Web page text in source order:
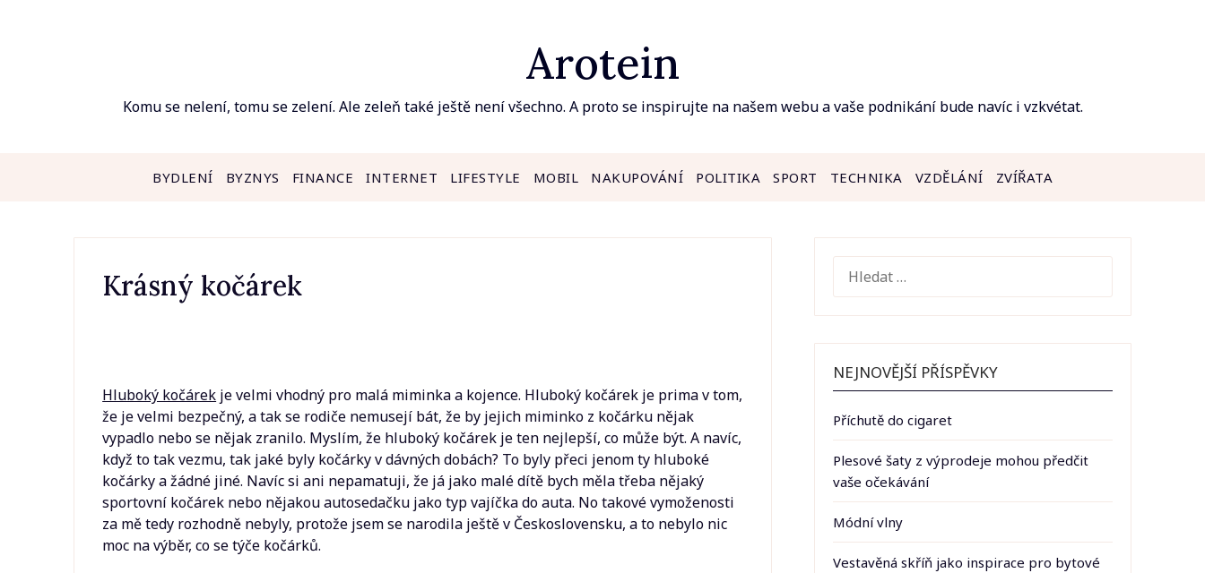
Arotein
Komu se nelení, tomu se zelení. Ale zeleň také ještě není všechno. A proto se inspirujte na našem webu a vaše podnikání bude navíc i vzkvétat.
BYDLENÍ BYZNYS FINANCE INTERNET LIFESTYLE MOBIL NAKUPOVÁNÍ POLITIKA SPORT TECHNIKA VZDĚLÁNÍ ZVÍŘATA
Krásný kočárek
Hluboký kočárek je velmi vhodný pro malá miminka a kojence. Hluboký kočárek je prima v tom,
že je velmi bezpečný, a tak se rodiče nemusejí bát, že by jejich miminko z kočárku nějak
vypadlo nebo se nějak zranilo. Myslím, že hluboký kočárek je ten nejlepší, co může být. A navíc,
když to tak vezmu, tak jaké byly kočárky v dávných dobách? To byly přeci jenom ty hluboké
kočárky a žádné jiné. Navíc si ani nepamatuji, že já jako malé dítě bych měla třeba nějaký
sportovní kočárek nebo nějakou autosedačku jako typ vajíčka do auta. No takové vymoženosti
za mě tedy rozhodně nebyly, protože jsem se narodila ještě v Československu, a to nebylo nic
moc na výběr, co se týče kočárků.
NEJNOVĚJŠÍ PŘÍSPĚVKY
Příchutě do cigaret
Plesové šaty z výprodeje mohou předčit
vaše očekávání
Módní vlny
Vestavěná skříň jako inspirace pro bytové